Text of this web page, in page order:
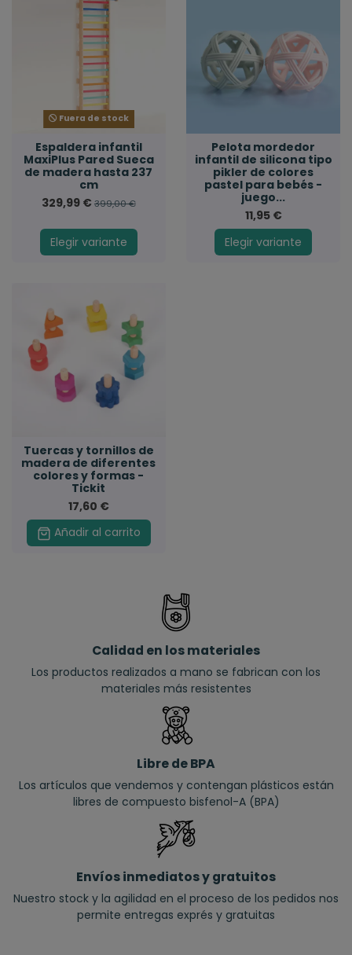
Fuera de stock
Espaldera infantil
MaxiPlus Pared Sueca
de madera hasta 237
cm
329,99 € 399,00 €
Elegir variante
Pelota mordedor
infantil de silicona tipo
pikler de colores
pastel para bebés -
juego...
11,95 €
Elegir variante
Tuercas y tornillos de
madera de diferentes
colores y formas -
Tickit
17,60 €
Añadir al carrito
Calidad en los materiales
Los productos realizados a mano se fabrican con los
materiales más resistentes
Libre de BPA
Los artículos que vendemos y contengan plásticos están
libres de compuesto bisfenol-A (BPA)
Envíos inmediatos y gratuitos
Nuestro stock y la agilidad en el proceso de los pedidos nos
permite entregas exprés y gratuitas